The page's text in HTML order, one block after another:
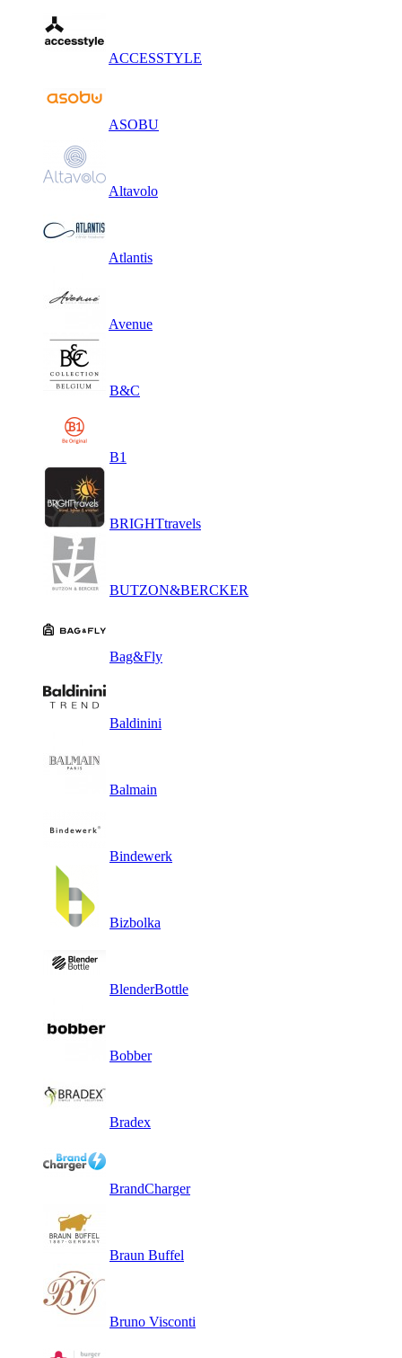
ACCESSTYLE
ASOBU
Altavolo
Atlantis
Avenue
B&C
B1
BRIGHTtravels
BUTZON&BERCKER
Bag&Fly
Baldinini
Balmain
Bindewerk
Bizbolka
BlenderBottle
Bobber
Bradex
BrandCharger
Braun Buffel
Bruno Visconti